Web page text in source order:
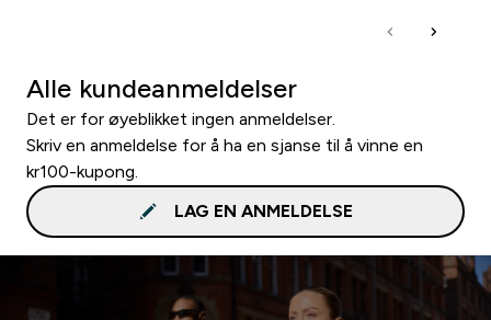
Alle kundeanmeldelser
Det er for øyeblikket ingen anmeldelser.
Skriv en anmeldelse for å ha en sjanse til å vinne en
kr100-kupong.
LAG EN ANMELDELSE